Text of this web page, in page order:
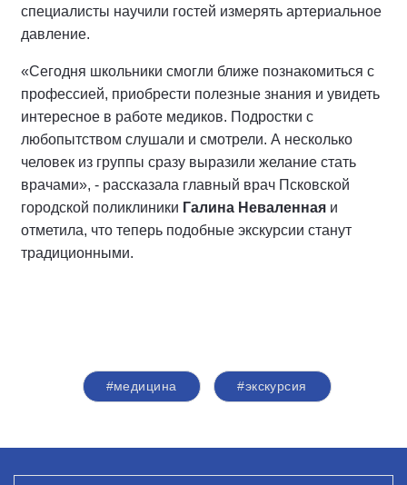
специалисты научили гостей измерять артериальное
давление.
«Сегодня школьники смогли ближе познакомиться с
профессией, приобрести полезные знания и увидеть
интересное в работе медиков. Подростки с
любопытством слушали и смотрели. А несколько
человек из группы сразу выразили желание стать
врачами», - рассказала главный врач Псковской
городской поликлиники Галина Неваленная и
отметила, что теперь подобные экскурсии станут
традиционными.
#медицина #экскурсия